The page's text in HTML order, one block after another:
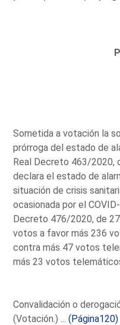
Sometida a votación la
prórroga del estado de
Real Decreto 463/2020,
declara el estado de
situación de crisis
ocasionada por el
Decreto 476/2020, de
votos a favor más 236
contra más 47 votos
más 23 votos
Convalidación o
(Votación.) ...(Página120)